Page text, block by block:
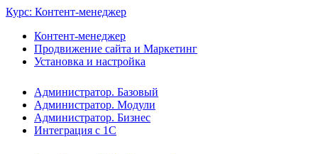
Курс: Контент-менеджер
Контент-менеджер
Продвижение сайта и Маркетинг
Установка и настройка
Администратор. Базовый
Администратор. Модули
Администратор. Бизнес
Интеграция с 1С